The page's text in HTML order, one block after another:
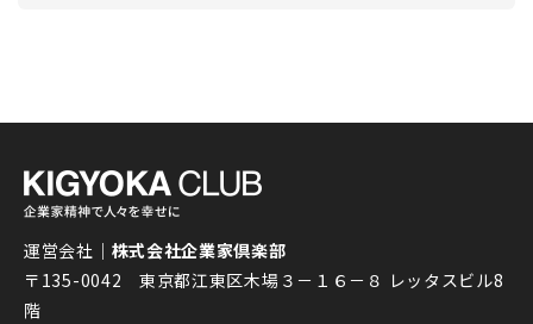
運営会社｜ 株式会社企業家倶楽部
〒135-0042 東京都江東区木場３－１６－８ レッタスビル8
階